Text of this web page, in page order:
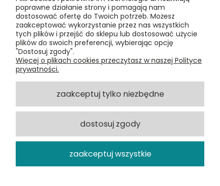
VINYL TAMKA
Kontakt:
t:+48 609 155 327
e:vinyltamka@gmail.com
ul. Chmielna 20, 00-020 Warszawa
poprawne działanie strony i pomagają nam
dostosować ofertę do Twoich potrzeb. Możesz
zaakceptować wykorzystanie przez nas wszystkich
tych plików i przejść do sklepu lub dostosować użycie
plików do swoich preferencji, wybierając opcję
"Dostosuj zgody".
Więcej o plikach cookies przeczytasz w naszej Polityce
prywatności.
zaakceptuj tylko niezbędne
dostosuj zgody
zaakceptuj wszystkie